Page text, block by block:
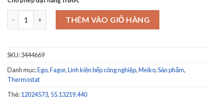
Bộ ổn nhiệt 30-90°C EGO 55.13219.440 số lượng
THÊM VÀO GIỎ HÀNG
SKU:3444669
Danh mục:Ego,Fagor,Linh kiện bếp công nghiệp,Meiko,Sản phẩm,
Thermostat
Thẻ:12024573, 55.13219.440